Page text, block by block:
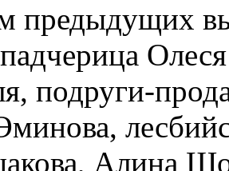
предыдущих
подруги-
Алина